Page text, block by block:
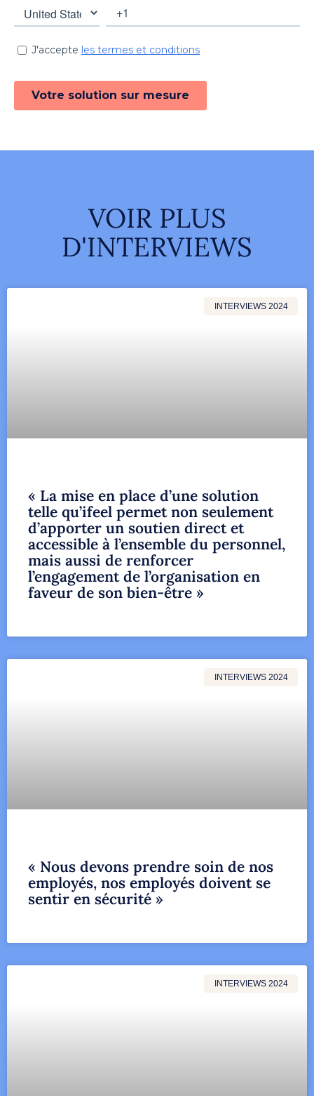
VOIR PLUS
D'INTERVIEWS
INTERVIEWS 2024
« La mise en place d’une solution
telle qu’ifeel permet non seulement
d’apporter un soutien direct et
accessible à l’ensemble du personnel,
mais aussi de renforcer
l’engagement de l’organisation en
faveur de son bien-être »
INTERVIEWS 2024
« Nous devons prendre soin de nos
employés, nos employés doivent se
sentir en sécurité »
INTERVIEWS 2024